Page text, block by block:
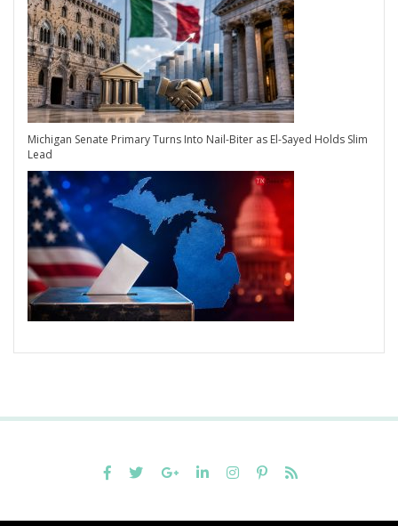
Michigan Senate Primary Turns Into Nail-Biter as El-Sayed Holds Slim
Lead